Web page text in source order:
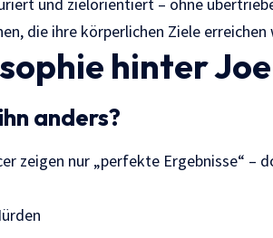
und zielorientiert – ohne
die ihre körperlichen Ziele erreichen
hinter
anders?
zeigen nur „perfekte Ergebnisse“ –